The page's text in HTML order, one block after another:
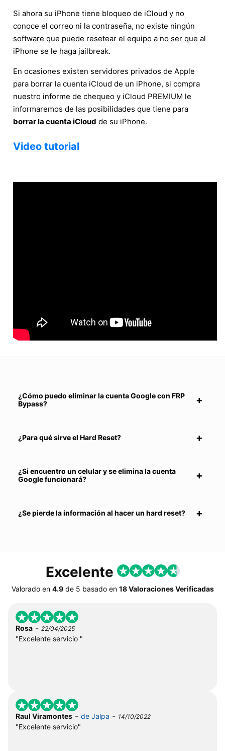
Si ahora su iPhone tiene bloqueo de iCloud y no
conoce el correo ni la contraseña, no existe ningún
software que puede resetear el equipo a no ser que al
iPhone se le haga jailbreak.
En ocasiones existen servidores privados de Apple
para borrar la cuenta iCloud de un iPhone, si compra
nuestro informe de chequeo y iCloud PREMIUM le
informaremos de las posibilidades que tiene para
borrar la cuenta iCloud de su iPhone.
Video tutorial
¿Cómo puedo eliminar la cuenta Google con FRP
Bypass?
¿Para qué sirve el Hard Reset?
¿Si encuentro un celular y se elimina la cuenta
Google funcionará?
¿Se pierde la información al hacer un hard reset?
Excelente
Valorado en 4.9de 5 basado en 18 Valoraciones Verificadas
Rosa - 22/04/2025
"Excelente servicio "
Raul Viramontes - de Jalpa - 14/10/2022
"Excelente servicio"